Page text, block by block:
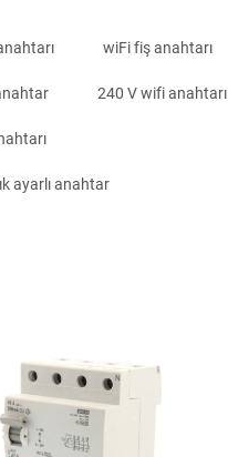
wiFi fiş anahtarı
240 V wifi anahtarı
ayarlı anahtar